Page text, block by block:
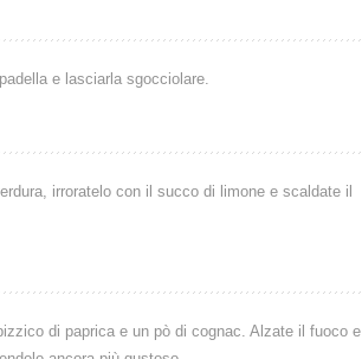
e lasciarla sgocciolare.
irroratelo con il succo di limone e scaldate il
di paprica e un pò di cognac. Alzate il fuoco e